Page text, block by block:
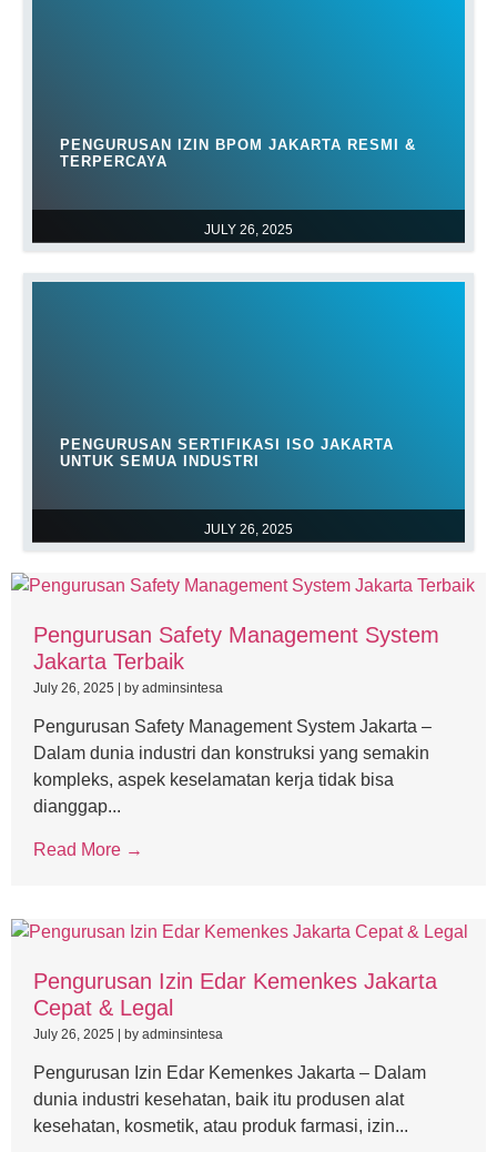
JULY 26, 2025
PENGURUSAN IZIN BPOM JAKARTA RESMI &
TERPERCAYA
JULY 26, 2025
PENGURUSAN SERTIFIKASI ISO JAKARTA
UNTUK SEMUA INDUSTRI
Pengurusan Safety Management System
Jakarta Terbaik
July 26, 2025 by adminsintesa
Pengurusan Safety Management System Jakarta –
Dalam dunia industri dan konstruksi yang semakin
kompleks, aspek keselamatan kerja tidak bisa
dianggap...
Read More →
Pengurusan Izin Edar Kemenkes Jakarta
Cepat & Legal
July 26, 2025 by adminsintesa
Pengurusan Izin Edar Kemenkes Jakarta – Dalam
dunia industri kesehatan, baik itu produsen alat
kesehatan, kosmetik, atau produk farmasi, izin...